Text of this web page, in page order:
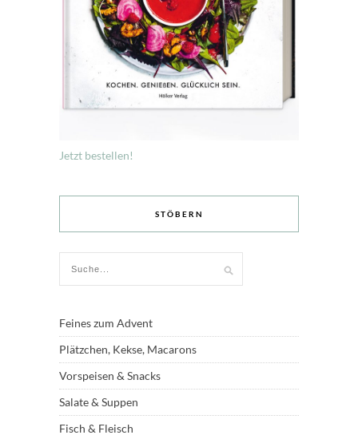
Jetzt bestellen!
STÖBERN
Feines zum Advent
Plätzchen, Kekse, Macarons
Vorspeisen & Snacks
Salate & Suppen
Fisch & Fleisch